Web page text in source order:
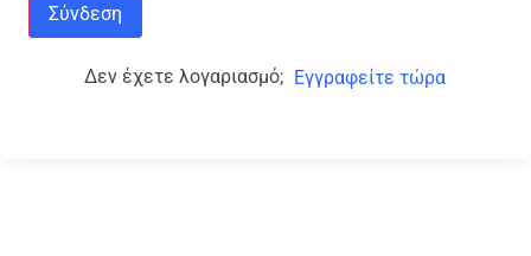
Σύνδεση
Δεν έχετε λογαριασμό; Εγγραφείτε τώρα